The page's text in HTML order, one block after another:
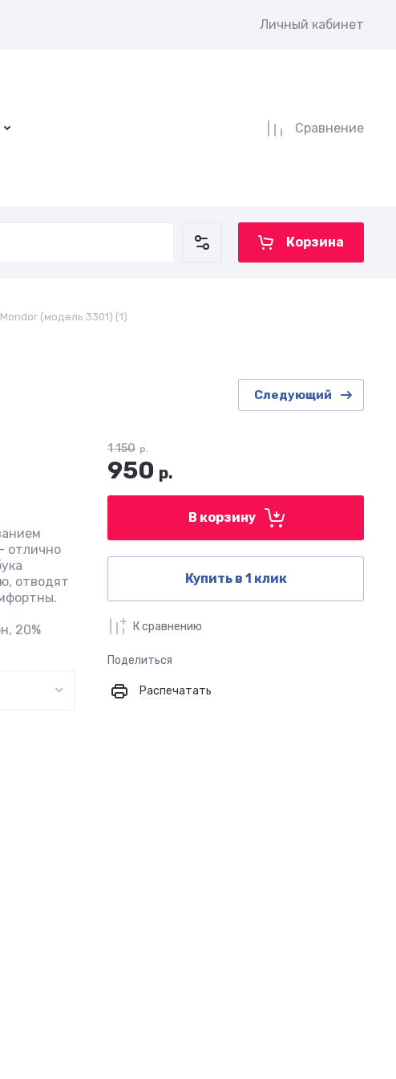
Личный кабинет
Сравнение
Корзина
(модель 3301) (1)
Следующий
отлично
отводят
20%
1 150 р.
950 р.
В корзину
Купить в 1 клик
К сравнению
Поделиться
Распечатать